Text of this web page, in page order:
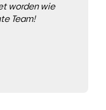
worden wie
Team!